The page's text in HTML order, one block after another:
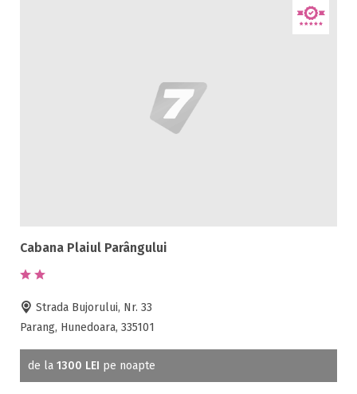
Cabana Plaiul Parângului
Strada Bujorului, Nr. 33
Parang, Hunedoara, 335101
de la 1300 LEI pe noapte